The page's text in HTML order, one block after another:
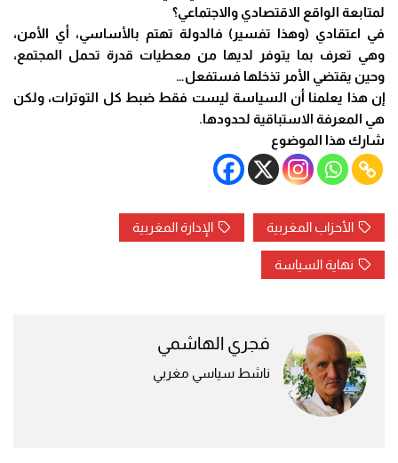
لمتابعة الواقع الاقتصادي والاجتماعي؟
في اعتقادي (وهذا تفسير) فالدولة تهتم بالأساسي، أي الأمن،
وهي تعرف بما يتوفر لديها من معطيات قدرة تحمل المجتمع،
وحين يقتضي الأمر تذخلها فستفعل…
إن هذا يعلمنا أن السياسة ليست فقط ضبط كل التوترات، ولكن
هي المعرفة الاستباقية لحدودها.
شارك هذا الموضوع
الأحزاب المغربية الإدارة المغربية
نهاية السياسة
فجري الهاشمي
ناشط سياسي مغربي